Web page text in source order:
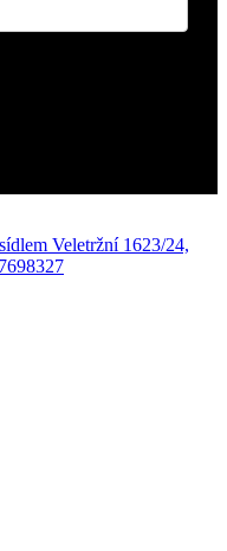
Veletržní 1623/24,